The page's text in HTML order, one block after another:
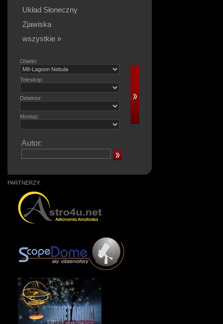
Układ Słoneczny
Zjawiska
wszystkie »
Obiekt:
Teleskop:
Detektor:
Montaż:
Autor:
PARTNERZY: